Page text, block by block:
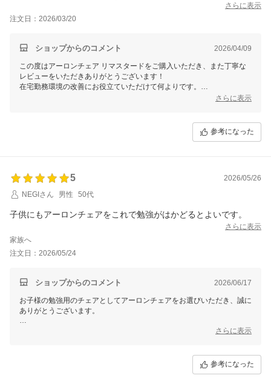
座面の奥行きがちょうど良く、膝裏が圧迫されないのが決め手で
た。
に入っています。
メッシュの通気性も快適です。
高い買い物ですが、毎日10時間以上使う仕事道具として大満足。
さらに表示
注文日：2026/03/20
ショップからのコメント 2026/04/09
この度はアーロンチェア リマスタードをご購入いただき、また丁寧な
レビューをいただきありがとうございます！
在宅勤務環境の改善にお役立ていただけて何よりです。
腰の疲労感の軽減や肩周りの自由度、さらにはメッシュ構造の快適性に
ついてのご感想も、商品が持つ特性を存分に活かしていただけているよ
ーとして支えになれば幸いです。
これからも快適にお使いいただけるよう、万が一何かお困りの点がござ
引き続き、素晴らしい作業環境をお楽しみくださいませ！
さらに表示
参考になった
5
2026/05/26
NEGIさん
男性 50代
子供にもアーロンチェアをこれで勉強がはかどるとよいです。
さらに表示
家族へ
注文日：2026/05/24
ショップからのコメント 2026/06/17
お子様の勉強用のチェアとしてアーロンチェアをお選びいただき、誠に
ありがとうございます。
アーロンチェアは長時間座ることを考慮して設計されており、姿勢をサ
さらに表示
参考になった